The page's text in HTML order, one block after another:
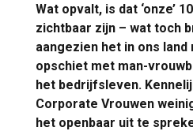
Wat opvalt, is dat ‘onze’
zichtbaar zijn – wat toch
aangezien het in ons
opschiet met man-
het bedrijfsleven.
Corporate Vrouwen
het openbaar uit te